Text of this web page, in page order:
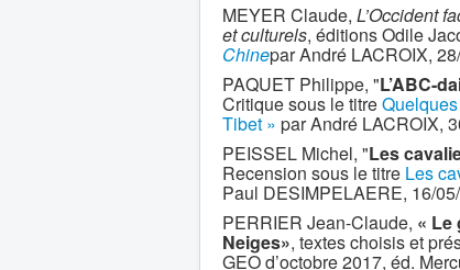
MEYER Claude, L’Occident
et culturels, éditions Odile
Chinepar André LACROIX,
PAQUET Philippe, "L’ABC-
Critique sous le titre
Tibet » par André LACROIX,
PEISSEL Michel, "Les
Recension sous le titre Les
Paul DESIMPELAERE, 16/
PERRIER Jean-Claude, « Le
Neiges», textes choisis et
GEO d’octobre 2017, éd.